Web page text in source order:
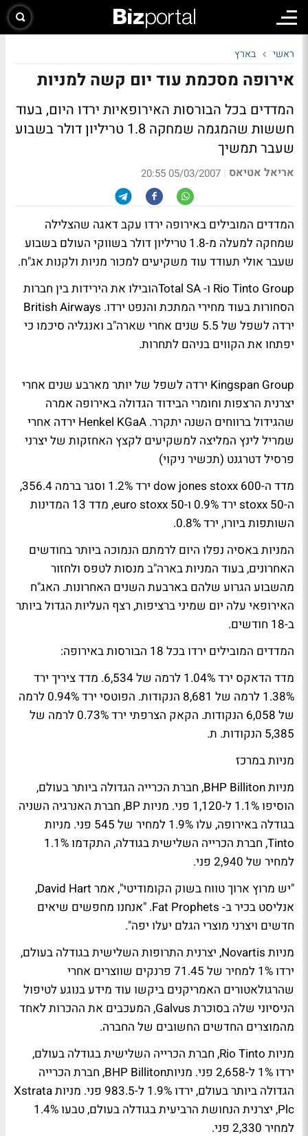
ראשי בארץ
אירופה מסכמת עוד יום קשה למניות
המדדים בכל הבורסות האירופאיות ירדו היום, בעוד
חששות שהמגמה שמחקה 1.8 טריליון דולר בשבוע
שעבר תמשיך
אריאל אטיאס |
05/03/2007 20:55
המדדים המובילים באירופה ירדו עקב דאגה שהצלילה
שמחקה למעלה מ-1.8 טריליון דולר בשווקי העולם בשבוע
שעבר אולי תעודד עוד משקיעים למכור מניות ולקנות אג"ח.
Rio Tinto Group ו- Total SAהובילו את הירידות בין חברות
הסחורות בעוד מחירי המתכת והנפט ירדו. British Airways
ירדה לשפל של 5.5 שנים אחרי שארה"ב ואנגליה סיכמו כי
יפתחו את הקווים בניהם לתחרות.
Kingspan Group ירדה לשפל של יותר מארבע שנים אחרי
יצרנית הרצפות וחומרי הבידוד הגדולה באירופה אמרה
שהגידול ברווחים השנה יתקרר. Henkel KGaA ירדה אחרי
שמריל לינץ המליצה למשקיעים לקצץ האחזקות של יצרני
פרסיל דטרגנט (תכשיר ניקוי)
מדד ה-dow jones stoxx 600 ירד 1.2% וסגר ברמה 356.4,
ה-stoxx 50 ירד 0.9% ו-euro stoxx 50, מדד 13 המדינות
השותפות ביורו, ירד 0.8%.
המניות באסיה נפלו היום לרמתם הנמוכה ביותר בחודשים
האחרונים, בעוד המניות בארה"ב מנסות לטפס ולחזור
מהשבוע הגרוע שלהם בארבעת השנים האחרונות. האג"ח
האירופאי עלה יום שמיני ברציפות, רצף העליות הגדול ביותר
ב-18 חודשים.
המדדים המובילים ירדו בכל 18 הבורסות באירופה:
מדד הדאקס ירד 1.04% לרמה של 6,534. מדד ציריך ירד
1.38% לרמה של 8,681 הנקודות. הפוטסי ירד 0.94% לרמה
של 6,058 הנקודות. הקאק הצרפתי ירד 0.73% לרמה של
5,385 הנקודות. ת.
מניות במרכז
מניות BHP Billiton, חברת הכרייה הגדולה ביותר בעולם,
הוסיפו 1.1% ל-1,120 פני. מניות BP, חברת האנרגיה השניה
בגודלה באירופה, עלו 1.9% למחיר של 545 פני. מניות
Tinto, חברת הכרייה השלישית בגודלה, התקדמו 1.1%
למחיר של 2,940 פני.
"יש מרוץ ארוך טווח בשוק הקומודיטי", אמר David Hart,
אנליסט בכיר ב- Fat Prophets. "אנחנו מחפשים שיאים
חדשים ויצרני מוצרי הגלם יעלו יפה".
מניות Novartis, יצרנית התרופות השלישית בגודלה בעולם,
ירדו 1% למחיר של 71.45 פרנקים שווצרים אחרי
שהרגולאטורים האמריקנים ביקשו עוד מידע בנוגע לטיפול
הניסיוני שלה בסוכרת Galvus, המעכבים את ההכרות לאחד
מהמוצרים החדשים החשובים של החברה.
מניות Rio Tinto, חברת הכרייה השלישית בגודלה בעולם,
ירדו 1% ל-2,658 פני. מניותBHP Billiton, חברת הכרייה
הגדולה ביותר בעולם, ירדו 1.9% ל-983.5 פני. מניות Xstrata
Plc, יצרנית הנחושת הרביעית בגודלה בעולם, טבעו 1.4%
למחיר 2,330 פני.